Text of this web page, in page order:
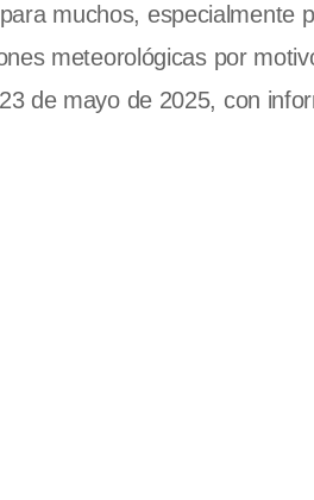
muchos, especialmente
meteorológicas por
de mayo de 2025, con